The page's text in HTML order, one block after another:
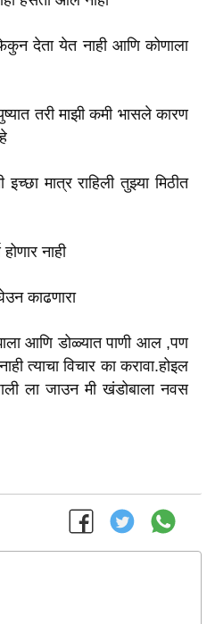
देता येत नाही आणि कोणाला
तरी माझी कमी भासले कारण
मात्र राहिली तुझ्या मिठीत
नाही
काढणारा
आणि डोळ्यात पाणी आल ,पण
त्याचा विचार का करावा.होइल
ला जाउन मी खंडोबाला नवस